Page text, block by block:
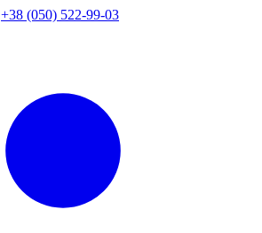
+38 (050) 522-99-03